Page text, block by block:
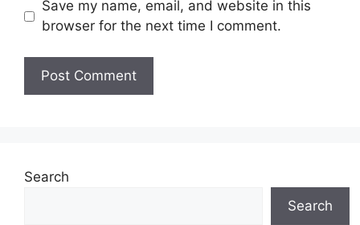
Save my name, email, and website in this
browser for the next time I comment.
Search
Search